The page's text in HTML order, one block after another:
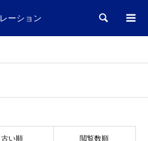
ーション 検索
古い順 閲覧数順